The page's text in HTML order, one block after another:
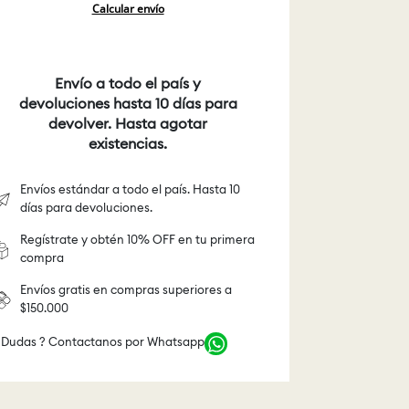
Calcular envío
Envío a todo el país y
devoluciones hasta 10 días para
devolver. Hasta agotar
existencias.
Envíos estándar a todo el país. Hasta 10
días para devoluciones.
Regístrate y obtén 10% OFF en tu primera
compra
Envíos gratis en compras superiores a
$150.000
Dudas ? Contactanos por Whatsapp